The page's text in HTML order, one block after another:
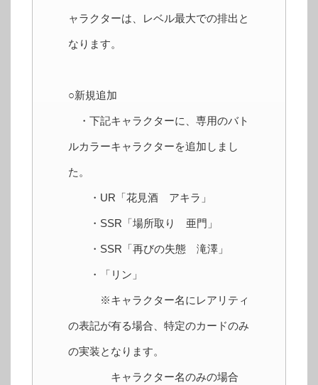
ャラクターは、レベル最大での排出と
なります。
○新規追加
・下記キャラクターに、専用のバト
ルカラーキャラクターを追加しまし
た。
・UR「花見酒 アキラ」
・SSR「場所取り 亜門」
・SSR「再びの失態 滝澤」
・「リン」
※キャラクター名にレアリティ
の表記が有る場合、特定のカードのみ
の実装となります。
キャラクター名のみの場合